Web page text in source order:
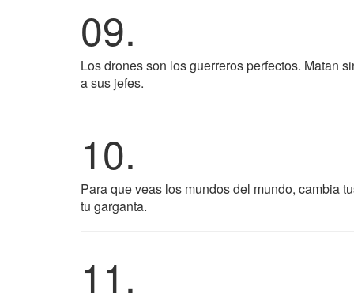
09.
Los drones son los guerreros perfectos. Matan
a sus jefes.
10.
Para que veas los mundos del mundo, cambia
tu garganta.
11.